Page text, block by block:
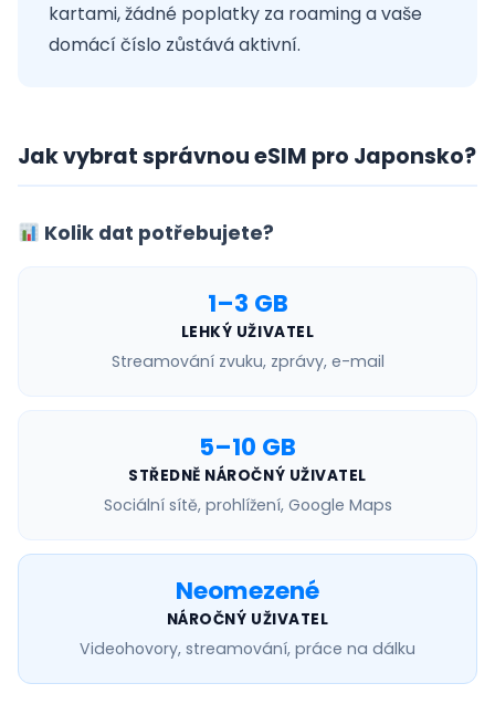
kartami, žádné poplatky za roaming a vaše
domácí číslo zůstává aktivní.
Jak vybrat správnou eSIM pro Japonsko?
Kolik dat potřebujete?
1–3 GB
LEHKÝ UŽIVATEL
Streamování zvuku, zprávy, e-mail
5–10 GB
STŘEDNĚ NÁROČNÝ UŽIVATEL
Sociální sítě, prohlížení, Google Maps
Neomezené
NÁROČNÝ UŽIVATEL
Videohovory, streamování, práce na dálku